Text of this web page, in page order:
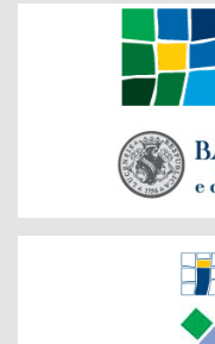
Banche
Gruppo